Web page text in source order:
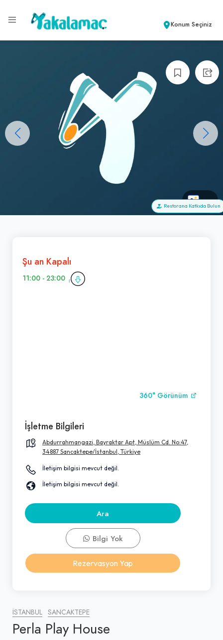
Konum Seçiniz
+2
Restorana Katkıda Bulun
İSTANBUL SANCAKTEPE
Perla Play House
Şu an Kapalı
11:00 - 23:00
360° Görünüm
İşletme Bilgileri
Abdurrahmangazi, Bayraktar Apt, Müslüm Cd. No:47,
34887 Sancaktepe/İstanbul, Türkiye
İletişim bilgisi mevcut değil.
İletişim bilgisi mevcut değil.
Ara
Bilgi Yok
Rezervasyon Yap